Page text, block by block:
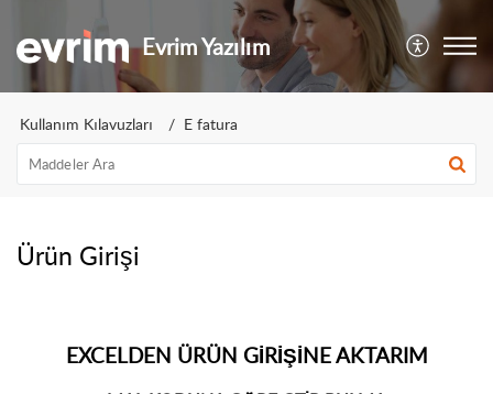
Evrim Yazılım
Kullanım Kılavuzları E fatura
Ürün Girişi
EXCELDEN ÜRÜN GİRİŞİNE AKTARIM